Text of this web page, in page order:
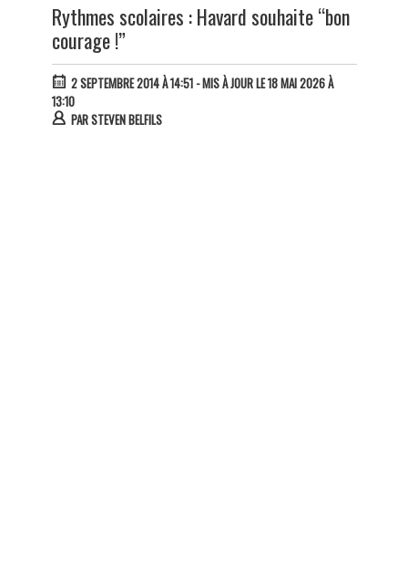
Rythmes scolaires : Havard souhaite “bon
courage !”
2 SEPTEMBRE 2014 À 14:51- MIS À JOUR LE 18 MAI 2026 À
13:10
PARSTEVEN BELFILS